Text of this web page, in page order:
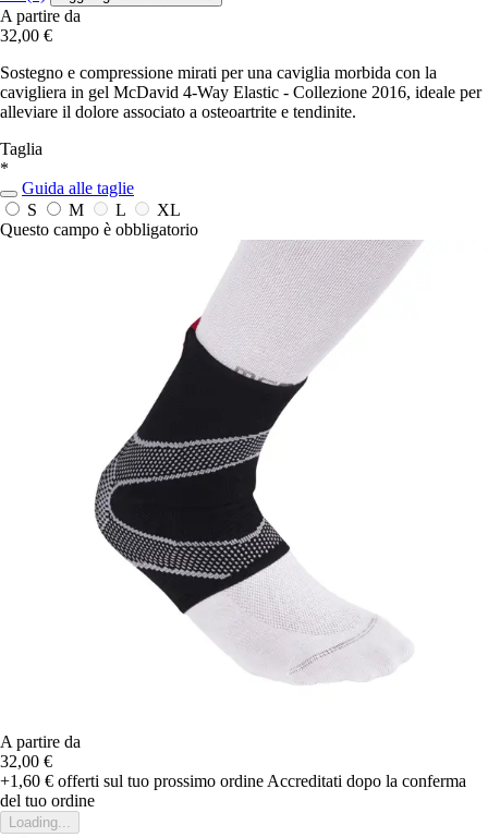
A partire da
32,00 €
Sostegno e compressione mirati per una caviglia morbida con la
cavigliera in gel McDavid 4-Way Elastic - Collezione 2016, ideale per
alleviare il dolore associato a osteoartrite e tendinite.
Taglia
*
Guida alle taglie
S
M L
XL
Questo campo è obbligatorio
A partire da
32,00 €
+1,60 € offerti sul tuo prossimo ordine Accreditati dopo la conferma
del tuo ordine
Loading...